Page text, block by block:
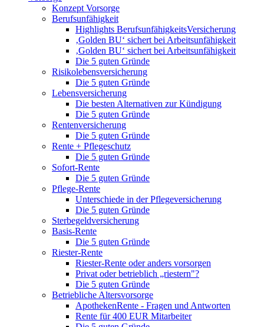
Konzept Vorsorge
Berufsunfähigkeit
Highlights BerufsunfähigkeitsVersicherung
‚Golden BU‘ sichert bei Arbeitsunfähigkeit
‚Golden BU‘ sichert bei Arbeitsunfähigkeit
Die 5 guten Gründe
Risikolebensversicherung
Die 5 guten Gründe
Lebensversicherung
Die besten Alternativen zur Kündigung
Die 5 guten Gründe
Rentenversicherung
Die 5 guten Gründe
Rente + Pflegeschutz
Die 5 guten Gründe
Sofort-Rente
Die 5 guten Gründe
Pflege-Rente
Unterschiede in der Pflegeversicherung
Die 5 guten Gründe
Sterbegeldversicherung
Basis-Rente
Die 5 guten Gründe
Riester-Rente
Riester-Rente oder anders vorsorgen
Privat oder betrieblich „riestern"?
Die 5 guten Gründe
Betriebliche Altersvorsorge
ApothekenRente - Fragen und Antworten
Rente für 400 EUR Mitarbeiter